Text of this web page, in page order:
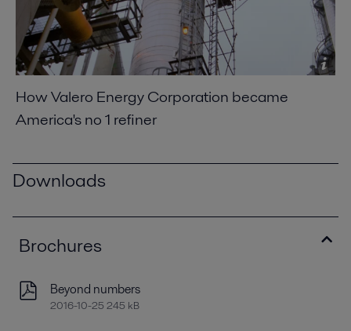
How Valero Energy Corporation became
America's no 1 refiner
Downloads
Brochures
Beyond numbers
2016-10-25 245 kB